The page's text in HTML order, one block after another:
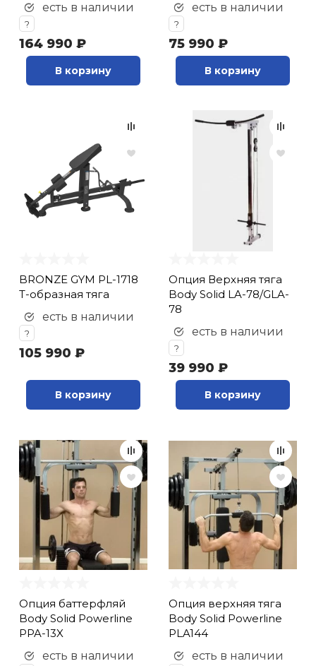
есть в наличии
?
164 990 ₽
В корзину
есть в наличии
?
75 990 ₽
В корзину
BRONZE GYM PL-1718
Т-образная тяга
есть в наличии
?
105 990 ₽
В корзину
Опция Верхняя тяга
Body Solid LA-78/GLA-
78
есть в наличии
?
39 990 ₽
В корзину
Опция баттерфляй
Body Solid Powerline
PPA-13X
есть в наличии
Опция верхняя тяга
Body Solid Powerline
PLA144
есть в наличии